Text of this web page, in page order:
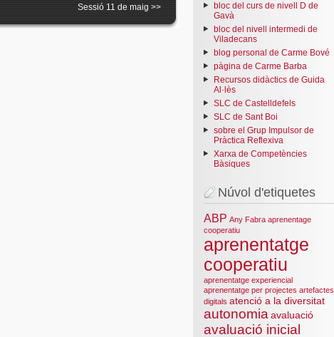
Sessió 11 de maig >>
bloc del curs de nivell D de
Gavà
bloc del nivell intermedi de
Viladecans
blog personal de Carme Bové
pàgina de Carme Barba
Recursos didàctics de Guida
Al·lès
SLC de Castelldefels
SLC de Sant Boi
sobre el Grup Impulsor de
Pràctica Reflexiva
Xarxa de Competències
Bàsiques
Núvol d'etiquetes
ABP Any Fabra aprenentage
cooperatiu
aprenentatge
cooperatiu
aprenentatge experiencial
aprenentatge per projectes artefactes
digitals atenció a la diversitat
autonomia avaluació
avaluació inicial